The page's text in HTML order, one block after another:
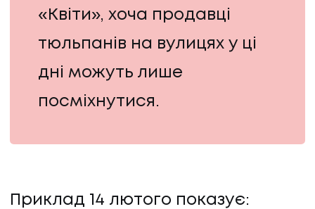
«Квіти», хоча продавці
тюльпанів на вулицях у ці
дні можуть лише
посміхнутися.
Приклад 14 лютого показує: